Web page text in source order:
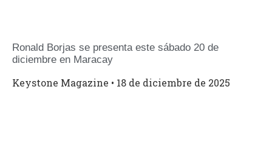
Ronald Borjas se presenta este sábado 20 de
diciembre en Maracay
Keystone Magazine 18 de diciembre de 2025